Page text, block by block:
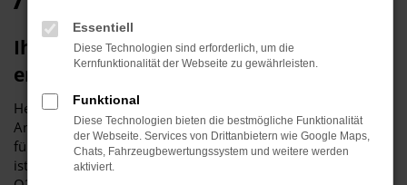
Ihren Audi Q2 Jahreswagen für Aichach
erhalten Sie im Autohaus Stiglmayr
Herzlich willkommen bei Autohaus Stiglmayr – Ihre erste
Anlaufstelle für exzellente Audi Q2 Jahreswagen Fahrzeuge
für Aichach und Umgebung! Unser renommiertes Autohaus
ist stolz darauf, Ihnen eine herausragende Auswahl an Audi
Essentiell
Diese Technologien sind erforderlich, um die
Kernfunktionalität der Webseite zu gewährleisten.
Funktional
Diese Technologien bieten die bestmögliche Funktionalität
der Webseite. Services von Drittanbietern wie Google Maps,
Chats, Fahrzeugbewertungssystem und weitere werden
aktiviert.